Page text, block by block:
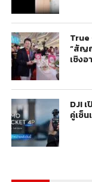
“สัญ
เชิงอ
DJI
คู่เซ็น